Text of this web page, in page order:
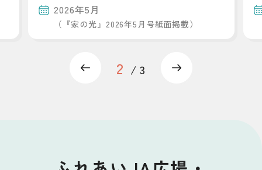
2026年5月
（『家の光』2026年5月号紙面掲載）
2 3
Previous